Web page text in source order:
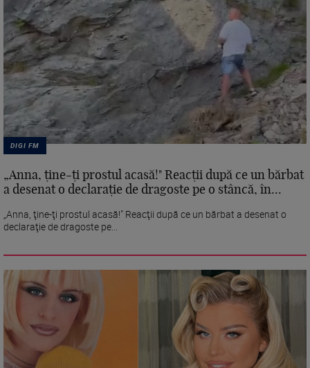
DIGI FM
„Anna, ţine-ţi prostul acasă!" Reacţii după ce un bărbat
a desenat o declaraţie de dragoste pe o stâncă, în...
„Anna, ţine-ţi prostul acasă!" Reacţii după ce un bărbat a desenat o
declaraţie de dragoste pe...